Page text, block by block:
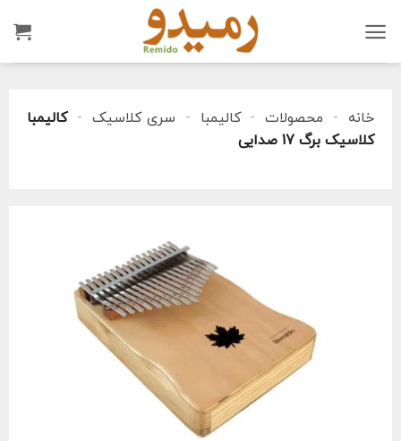
خانه - محصولات - کالیمبا - سری کلاسیک - کالیمبا
کلاسیک برگ 17 صدایی